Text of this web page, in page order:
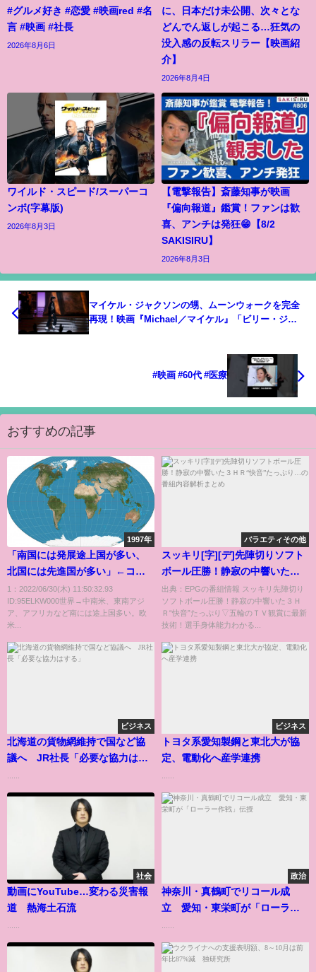
#グルメ好き #恋愛 #映画red #名
言 #映画 #社長
2026年8月6日
に、日本だけ未公開、次々とな
どんでん返しが起こる…狂気の
没入感の反転スリラー【映画紹
介】
2026年8月4日
ワイルド・スピード/スーパーコ
ンボ(字幕版)
2026年8月3日
【電撃報告】斎藤知事が映画
『偏向報道』鑑賞！ファンは歓
喜、アンチは発狂😁【8/2
SAKISIRU】
2026年8月3日
マイケル・ジャクソンの甥、ムーンウォークを完全
再現！映画『Michael／マイケル』「ビリー・ジー
#映画 #60代 #医療
おすすめの記事
1997年
「南国には発展途上国が多い、
北国には先進国が多い」←コレ
って真面目になんでなん
や？？？？？
1：2022/06/30(木) 11:50:32.93
ID:95ELKW000世界→中南米、東南アジ
ア、アフリカなど南には途上国多い。欧
米...
バラエティその他
スッキリ[字][デ]先陣切りソフト
ボール圧勝！静寂の中響いた３
ＨＲ“快音”たっぷり…の番組内
容解析まとめ
出典：EPGの番組情報 スッキリ先陣切り
ソフトボール圧勝！静寂の中響いた３Ｈ
Ｒ“快音”たっぷり▽五輪のＴＶ観賞に最新
技術！選手身体能力わかる...
ビジネス
北海道の貨物網維持で国など協
議へ JR社長「必要な協力はす
ビジネス
トヨタ系愛知製鋼と東北大が協
定、電動化へ産学連携
社会
動画にYouTube…変わる災害報
道 熱海土石流
政治
神奈川・真鶴町でリコール成
立 愛知・東栄町が「ローラー